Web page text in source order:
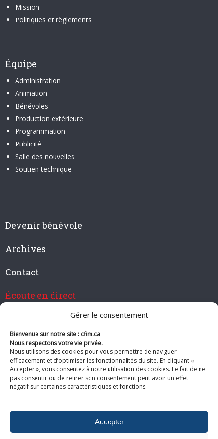
Gérer le consentement
Bienvenue sur notre site : cfim.ca
Nous respectons votre vie privée.
Nous utilisons des cookies pour vous permettre de naviguer
efficacement et d’optimiser les fonctionnalités du site. En cliquant «
Accepter », vous consentez à notre utilisation des cookies. Le fait de ne
pas consentir ou de retirer son consentement peut avoir un effet
négatif sur certaines caractéristiques et fonctions.
Accepter
Mission
Politiques et règlements
Équipe
Administration
Animation
Bénévoles
Production extérieure
Programmation
Publicité
Salle des nouvelles
Soutien technique
Devenir bénévole
Archives
Contact
Écoute en direct
Devenir membre de CFIM
Suivez-nous